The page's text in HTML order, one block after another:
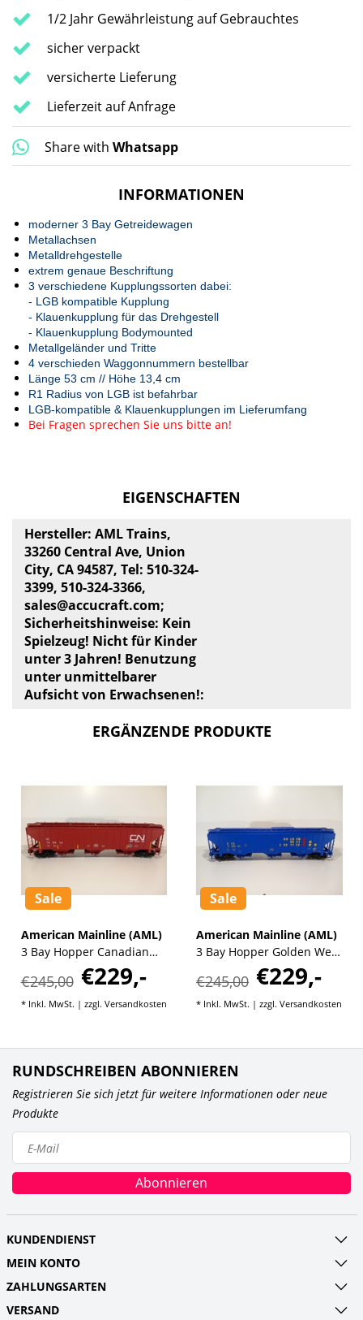
1/2 Jahr Gewährleistung auf Gebrauchtes
sicher verpackt
versicherte Lieferung
Lieferzeit auf Anfrage
Share with Whatsapp
INFORMATIONEN
moderner 3 Bay Getreidewagen
Metallachsen
Metalldrehgestelle
extrem genaue Beschriftung
3 verschiedene Kupplungssorten dabei:
- LGB kompatible Kupplung
- Klauenkupplung für das Drehgestell
- Klauenkupplung Bodymounted
Metallgeländer und Tritte
4 verschieden Waggonnummern bestellbar
Länge 53 cm // Höhe 13,4 cm
R1 Radius von LGB ist befahrbar
LGB-kompatible & Klauenkupplungen im Lieferumfang
Bei Fragen sprechen Sie uns bitte an!
EIGENSCHAFTEN
Hersteller: AML Trains,
33260 Central Ave, Union
City, CA 94587, Tel: 510-324-
3399, 510-324-3366,
sales@accucraft.com;
Sicherheitshinweise: Kein
Spielzeug! Nicht für Kinder
unter 3 Jahren! Benutzung
unter unmittelbarer
Aufsicht von Erwachsenen!:
ERGÄNZENDE PRODUKTE
Sale
American Mainline (AML)
3 Bay Hopper Canadian
€245,00 €229,-
* Inkl. MwSt. | zzgl. Versandkosten
Sale
American Mainline (AML)
3 Bay Hopper Golden West
€245,00 €229,-
* Inkl. MwSt. | zzgl. Versandkosten
RUNDSCHREIBEN ABONNIEREN
Registrieren Sie sich jetzt für weitere Informationen oder neue
Produkte
Abonnieren
KUNDENDIENST
MEIN KONTO
ZAHLUNGSARTEN
VERSAND